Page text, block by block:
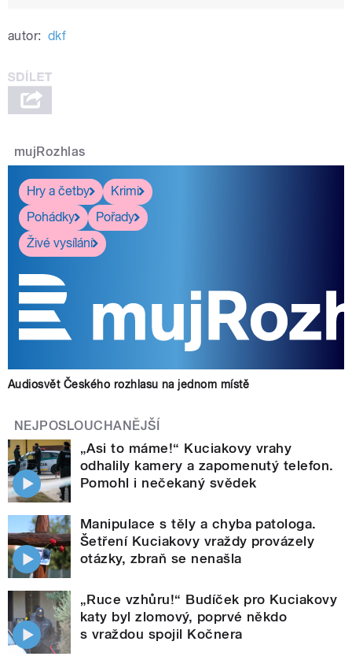
autor: dkf
mujRozhlas
Hry a četby
Krimi
Pohádky
Pořady
Živé vysílání
Audiosvět Českého rozhlasu na jednom místě
NEJPOSLOUCHANĚJŠÍ
„Asi to máme!“ Kuciakovy vrahy
odhalily kamery a zapomenutý telefon.
Pomohl i nečekaný svědek
Manipulace s těly a chyba patologa.
Šetření Kuciakovy vraždy provázely
otázky, zbraň se nenašla
„Ruce vzhůru!“ Budíček pro Kuciakovy
katy byl zlomový, poprvé někdo
s vraždou spojil Kočnera